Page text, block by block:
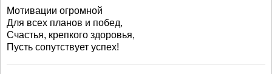
Мотивации огромной
Для всех планов и побед,
Счастья, крепкого здоровья,
Пусть сопутствует успех!